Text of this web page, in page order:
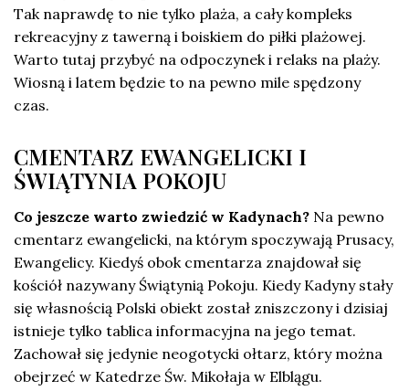
Tak naprawdę to nie tylko plaża, a cały kompleks
rekreacyjny z tawerną i boiskiem do piłki plażowej.
Warto tutaj przybyć na odpoczynek i relaks na plaży.
Wiosną i latem będzie to na pewno mile spędzony
czas.
CMENTARZ EWANGELICKI I
ŚWIĄTYNIA POKOJU
Co jeszcze warto zwiedzić w Kadynach? Na pewno
cmentarz ewangelicki, na którym spoczywają Prusacy,
Ewangelicy. Kiedyś obok cmentarza znajdował się
kościół nazywany Świątynią Pokoju. Kiedy Kadyny stały
się własnością Polski obiekt został zniszczony i dzisiaj
istnieje tylko tablica informacyjna na jego temat.
Zachował się jedynie neogotycki ołtarz, który można
obejrzeć w Katedrze Św. Mikołaja w Elblągu.